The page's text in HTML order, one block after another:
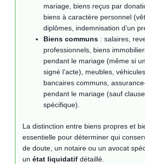
mariage, biens reçus par
biens à caractère personnel
diplômes, indemnisation d’un
Biens communs : salaires,
professionnels, biens
pendant le mariage (même si
signé l’acte), meubles,
bancaires communs,
pendant le mariage (sauf
spécifique).
La distinction entre biens propres et
essentielle pour déterminer qui
de doute, un notaire ou un avocat
un état liquidatif détaillé.